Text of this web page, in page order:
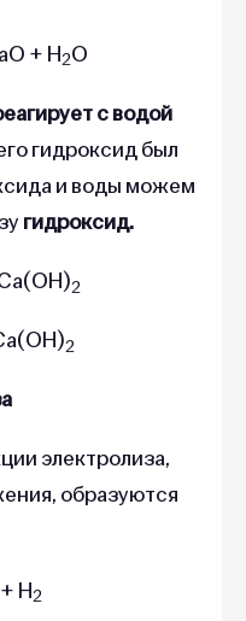
+ H2O
с водой
гидроксид был
и воды можем
гидроксид.
2
2
электролиза,
образуются
H2